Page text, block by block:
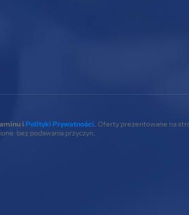
i Polityki Prywatności. Oferty prezentowane na
bez podawania przyczyn.